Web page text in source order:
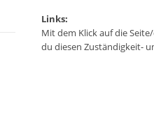
Links:
Mit dem Klick auf die
du diesen Zuständigkeit-